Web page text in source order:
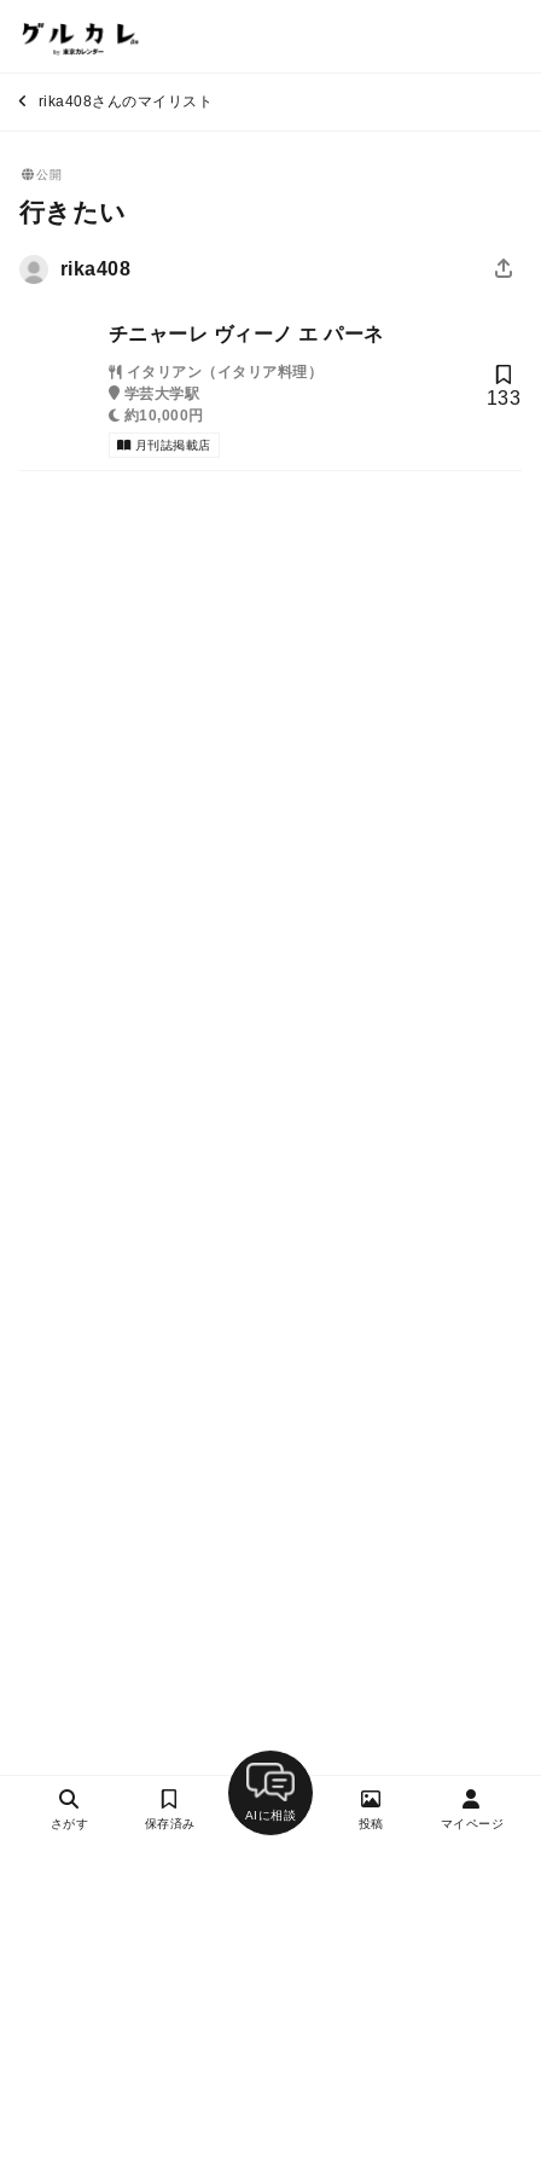
rika408さんのマイリスト
公開
行きたい
rika408
チニャーレ ヴィーノ エ パーネ
イタリアン（イタリア料理）
学芸大学駅
約10,000円
月刊誌掲載店
133
さがす 保存済み
AIに相談
投稿 マイページ